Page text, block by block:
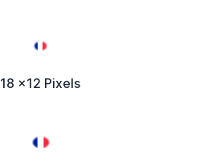
18 x12 Pixels